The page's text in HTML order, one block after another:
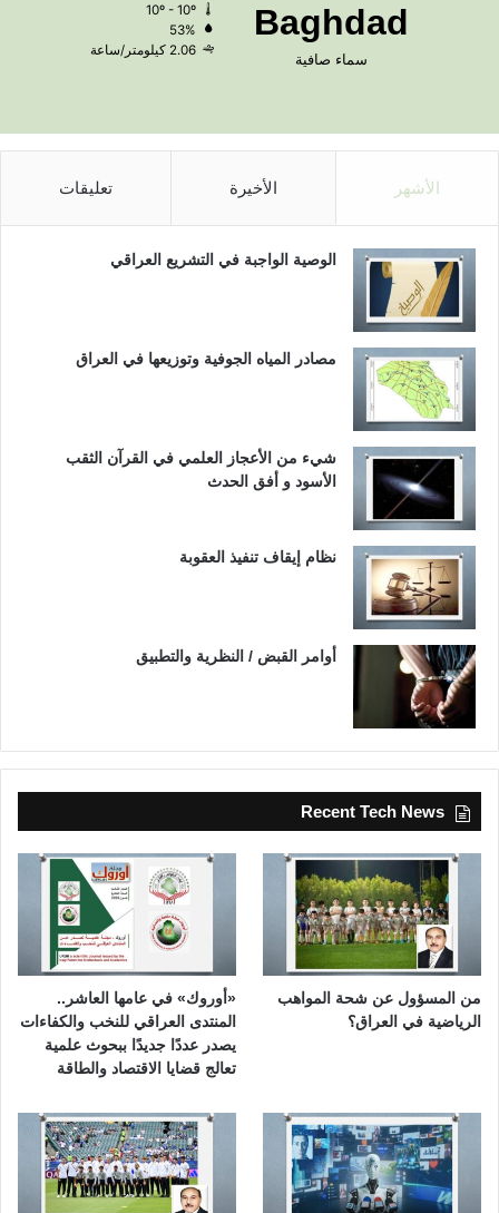
Baghdad
سماء صافية
53%
2.06 كيلومتر/ساعة
الأشهر الأخيرة تعليقات
الوصية الواجبة في التشريع العراقي
مصادر المياه الجوفية وتوزيعها في العراق
شيء من الأعجاز العلمي في القرآن الثقب
الأسود و أفق الحدث
نظام إيقاف تنفيذ العقوبة
أوامر القبض / النظرية والتطبيق
Recent Tech News
من المسؤول عن شحة المواهب
الرياضية في العراق؟
«أوروك» في عامها العاشر..
المنتدى العراقي للنخب والكفاءات
يصدر عددًا جديدًا ببحوث علمية
تعالج قضايا الاقتصاد والطاقة